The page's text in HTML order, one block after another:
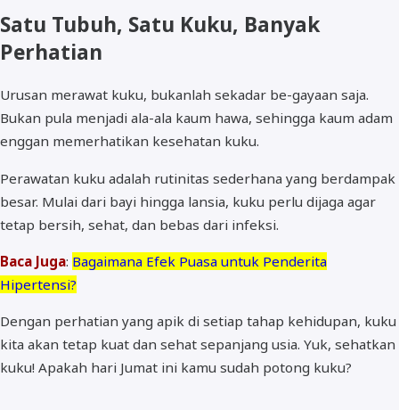
Satu Tubuh, Satu Kuku, Banyak
Perhatian
Urusan merawat kuku, bukanlah sekadar be-gayaan saja.
Bukan pula menjadi ala-ala kaum hawa, sehingga kaum adam
enggan memerhatikan kesehatan kuku.
Perawatan kuku adalah rutinitas sederhana yang berdampak
besar. Mulai dari bayi hingga lansia, kuku perlu dijaga agar
tetap bersih, sehat, dan bebas dari infeksi.
Baca Juga: Bagaimana Efek Puasa untuk Penderita
Hipertensi?
Dengan perhatian yang apik di setiap tahap kehidupan, kuku
kita akan tetap kuat dan sehat sepanjang usia. Yuk, sehatkan
kuku! Apakah hari Jumat ini kamu sudah potong kuku?